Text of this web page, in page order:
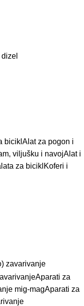
bicikl Alat za pogon i
viljušku i navojAlat i
za bicikl Koferi i
zavarivanje
Aparati za
mig-magAparati za